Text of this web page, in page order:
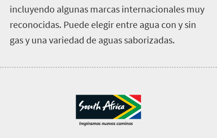
incluyendo algunas marcas internacionales muy
reconocidas. Puede elegir entre agua con y sin
gas y una variedad de aguas saborizadas.